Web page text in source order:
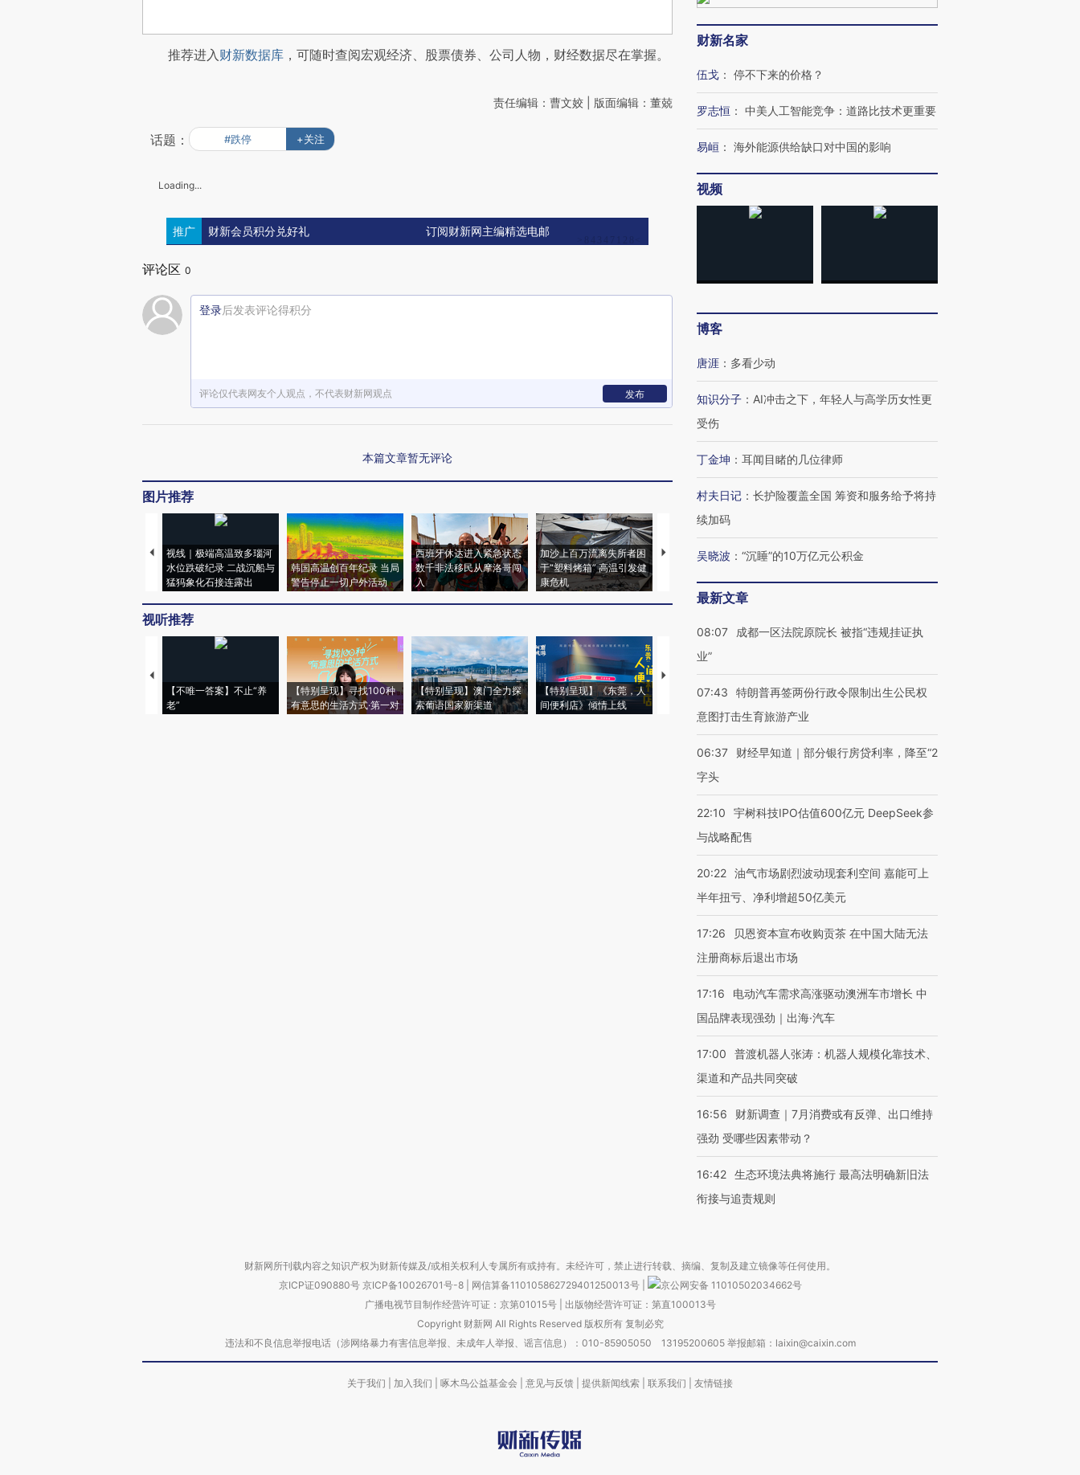
推荐进入财新数据库 ，可随时查阅宏观经济、股票债券、公司人物，财经数据尽在掌握。
责任编辑：曹文姣 | 版面编辑：董兢
话题： #跌停 +关注
Loading...
推广 财新会员积分兑好礼 订阅财新网主编精选电邮
评论区 0
登录后发表评论得积分
评论仅代表网友个人观点，不代表财新网观点 发布
本篇文章暂无评论
图片推荐
视线｜极端高温致多瑙河
水位跌破纪录 二战沉船与
猛犸象化石接连露出
韩国高温创百年纪录 当局
警告停止一切户外活动
西班牙休达进入紧急状态
数千非法移民从摩洛哥闯
入
加沙上百万流离失所者困
于“塑料烤箱” 高温引发健
康危机
视线｜HYROX的吸金
心“花钱找虐”？
马航飞行员跨国走私7万
毒品
育部长拱下台
视听推荐
【不唯一答案】不止“养
老”
【特别呈现】寻找100种
有意思的生活方式·第一对
【特别呈现】澳门全力探
索葡语国家新渠道
【特别呈现】《东莞，人
间便利店》倾情上线
【推广】走进第四届链博
会，让数智科技“链”接产
【特别呈现】寻找100种
【商旅对话】华住集团
CFO：不靠规模取胜，华
财新名家
伍戈 ： 停不下来的价格？
罗志恒 ： 中美人工智能竞争：道路比技术更重要
易峘 ： 海外能源供给缺口对中国的影响
视频
博客
唐涯 ： 多看少动
知识分子 ： AI冲击之下，年轻人与高学历女性更
受伤
丁金坤 ： 耳闻目睹的几位律师
村夫日记 ： 长护险覆盖全国 筹资和服务给予将持
续加码
吴晓波 ： “沉睡”的10万亿元公积金
最新文章
08:07
成都一区法院原院长 被指“违规挂证执
业”
07:43
特朗普再签两份行政令限制出生公民权
意图打击生育旅游产业
06:37
财经早知道｜部分银行房贷利率，降至“2
字头
22:10
宇树科技IPO估值600亿元 DeepSeek参
与战略配售
20:22 油气市场剧烈波动现套利空间 嘉能可上
半年扭亏、净利增超50亿美元
17:26
贝恩资本宣布收购贡茶 在中国大陆无法
注册商标后退出市场
17:16
电动汽车需求高涨驱动澳洲车市增长 中
国品牌表现强劲｜出海·汽车
17:00
普渡机器人张涛：机器人规模化靠技术、
渠道和产品共同突破
16:56
财新调查｜7月消费或有反弹、出口维持
强劲 受哪些因素带动？
16:42 生态环境法典将施行 最高法明确新旧法
衔接与追责规则
财新网所刊载内容之知识产权为财新传媒及/或相关权利人专属所有或持有。未经许可，禁止进行转载、摘编、复制及建立镜像等任何使用。
京ICP证090880号 京ICP备10026701号-8 网信算备110105862729401250013号
京公网安备 11010502034662号
广播电视节目制作经营许可证：京第01015号| 出版物经营许可证：第直100013号
Copyright 财新网 All Rights Reserved 版权所有 复制必究
违法和不良信息举报电话（涉网络暴力有害信息举报、未成年人举报、谣言信息）：010-85905050 13195200605 举报邮箱：laixin@caixin.com
关于我们 加入我们 啄木鸟公益基金会 意见与反馈 提供新闻线索 联系我们 友情链接